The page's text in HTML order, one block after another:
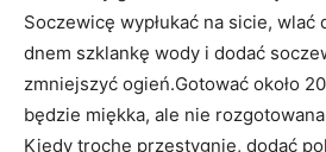
Soczewicę wypłukać na sicie, wlać
dnem szklankę wody i dodać
zmniejszyć ogień.Gotować około
będzie miękka, ale nie
Kiedy trochę przestygnie, dodać